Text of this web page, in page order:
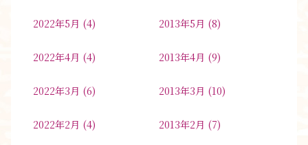
2022年5月 (4)
2022年4月 (4)
2022年3月 (6)
2022年2月 (4)
2013年5月 (8)
2013年4月 (9)
2013年3月 (10)
2013年2月 (7)